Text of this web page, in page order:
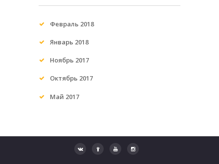
Февраль 2018
Январь 2018
Ноябрь 2017
Октябрь 2017
Май 2017